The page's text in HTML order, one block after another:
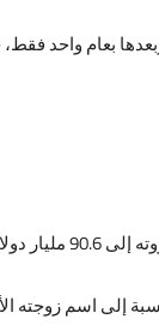
اسم زوجته